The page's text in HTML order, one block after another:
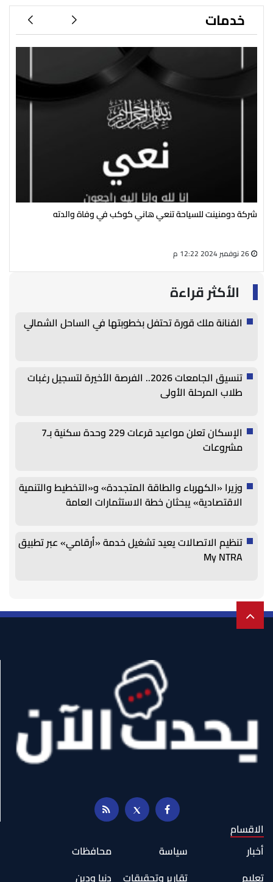
خدمات
شركة دومنينت للسياحة تنعي هاني كوكب في وفاة والدته
الأكثر قراءة
الفنانة ملك قورة تحتفل بخطوبتها في الساحل الشمالي
تنسيق الجامعات 2026.. الفرصة الأخيرة لتسجيل رغبات
طلاب المرحلة الأولى
الإسكان تعلن مواعيد قرعات 229 وحدة سكنية بـ7
مشروعات
وزيرا «الكهرباء والطاقة المتجددة» و«التخطيط والتنمية
الاقتصادية» يبحثان خطة الاستثمارات العامة
تنظيم الاتصالات يعيد تشغيل خدمة «أرقامي» عبر تطبيق
My NTRA
الاقسام
أخبار
سياسة
محافظات
تعليم
تقارير وتحقيقات دنيا ودين